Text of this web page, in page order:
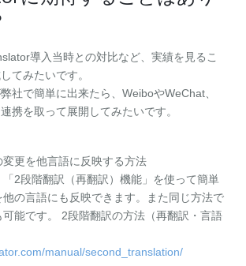
導入当時との対比など、実績を見るこ
てみたいです。
社で簡単に出来たら、WeiboやWeChat、
携を取って展開してみたいです。
更を他言語に反映する方法
2段階翻訳（再翻訳）機能」を使って簡単
の言語にも反映できます。また同じ方法で
能です。 2段階翻訳の方法（再翻訳・言語
manual/second_translation/